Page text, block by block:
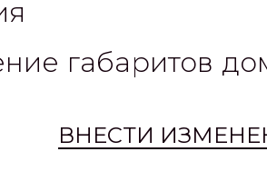
габаритов
ВНЕСТИ